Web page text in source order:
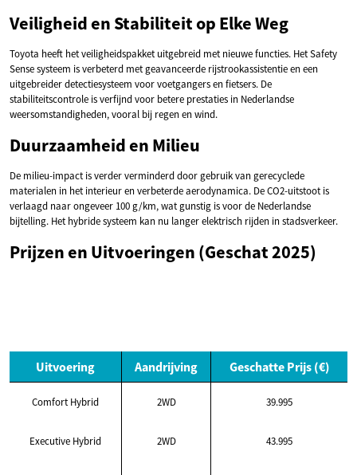
Veiligheid en Stabiliteit op Elke Weg
Toyota heeft het veiligheidspakket uitgebreid met nieuwe functies. Het Safety
Sense systeem is verbeterd met geavanceerde rijstrookassistentie en een
uitgebreider detectiesysteem voor voetgangers en fietsers. De
stabiliteitscontrole is verfijnd voor betere prestaties in Nederlandse
weersomstandigheden, vooral bij regen en wind.
Duurzaamheid en Milieu
De milieu-impact is verder verminderd door gebruik van gerecyclede
materialen in het interieur en verbeterde aerodynamica. De CO2-uitstoot is
verlaagd naar ongeveer 100 g/km, wat gunstig is voor de Nederlandse
bijtelling. Het hybride systeem kan nu langer elektrisch rijden in stadsverkeer.
Prijzen en Uitvoeringen (Geschat 2025)
Uitvoering Aandrijving Geschatte Prijs (€)
Comfort Hybrid 2WD 39.995
Executive Hybrid 2WD 43.995